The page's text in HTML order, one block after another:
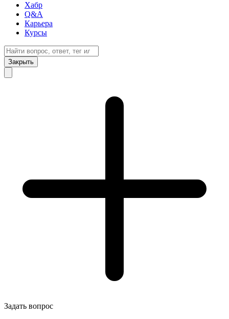
Хабр
Q&A
Карьера
Курсы
Закрыть
Задать вопрос